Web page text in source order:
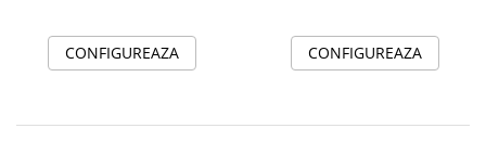
CONFIGUREAZA CONFIGUREAZA